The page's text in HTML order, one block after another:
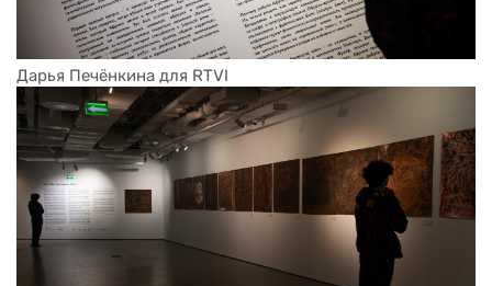
Дарья Печёнкина для RTVI